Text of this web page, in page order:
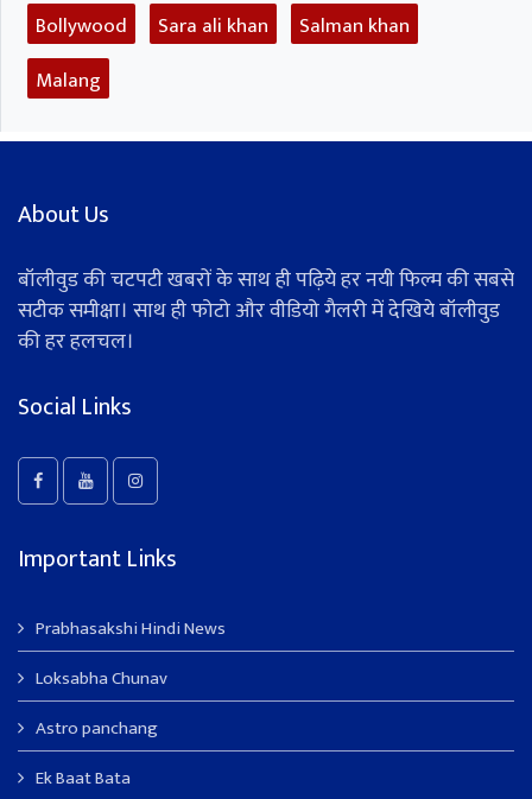
Bollywood Sara ali khan
Salman khan
Malang
About Us
बॉलीवुड की चटपटी खबरों के साथ ही पढ़िये हर नयी फिल्म की सबसे
सटीक समीक्षा। साथ ही फोटो और वीडियो गैलरी में देखिये बॉलीवुड
की हर हलचल।
Social Links
Important Links
Prabhasakshi Hindi News
Loksabha Chunav
Astro panchang
Ek Baat Bata